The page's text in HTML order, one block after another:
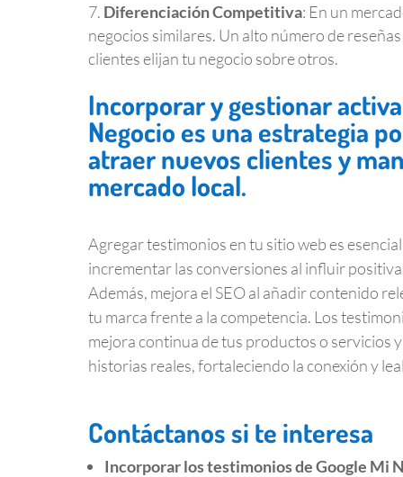
Diferenciación Competitiva: En un
negocios similares. Un alto número de
clientes elijan tu negocio sobre otros.
Incorporar y gestionar
Negocio es una estrategia
atraer nuevos clientes y
mercado local.
Agregar testimonios en tu sitio web es
incrementar las conversiones al influir
Además, mejora el SEO al añadir contenido
tu marca frente a la competencia. Los
mejora continua de tus productos o servicios
historias reales, fortaleciendo la conexión y
Contáctanos si te interesa
Incorporar los testimonios de Google Mi